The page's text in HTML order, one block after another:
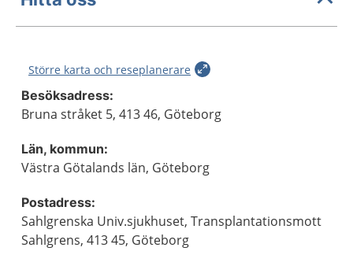
Större karta och reseplanerare
Besöksadress:
Bruna stråket 5, 413 46, Göteborg
Län, kommun:
Västra Götalands län, Göteborg
Postadress:
Sahlgrenska Univ.sjukhuset, Transplantationsmott
Sahlgrens, 413 45, Göteborg